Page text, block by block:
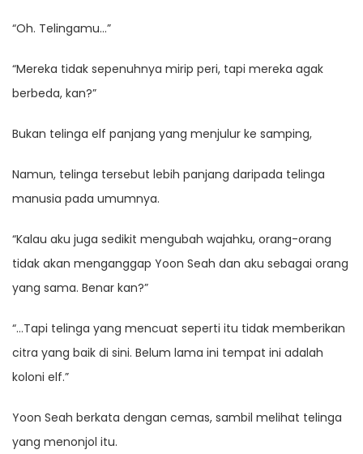
“Oh. Telingamu…”
“Mereka tidak sepenuhnya mirip peri, tapi mereka agak
berbeda, kan?”
Bukan telinga elf panjang yang menjulur ke samping,
Namun, telinga tersebut lebih panjang daripada telinga
manusia pada umumnya.
“Kalau aku juga sedikit mengubah wajahku, orang-orang
tidak akan menganggap Yoon Seah dan aku sebagai orang
yang sama. Benar kan?”
“…Tapi telinga yang mencuat seperti itu tidak memberikan
citra yang baik di sini. Belum lama ini tempat ini adalah
koloni elf.”
Yoon Seah berkata dengan cemas, sambil melihat telinga
yang menonjol itu.